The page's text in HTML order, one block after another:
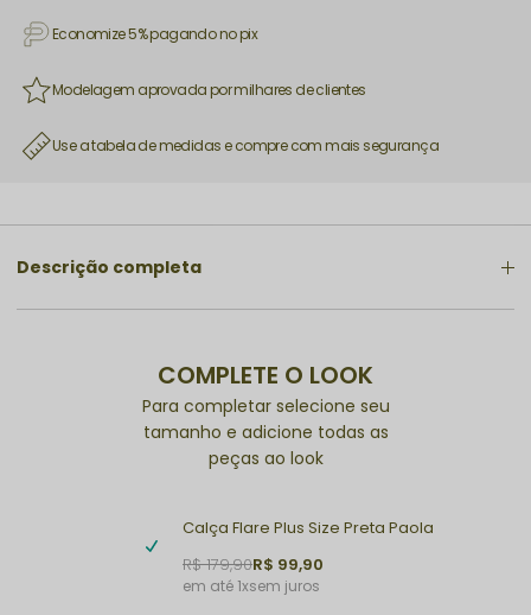
Economize 5% pagando no pix
Modelagem aprovada por milhares de clientes
Use a tabela de medidas e compre com mais segurança
Descrição completa
COMPLETE O LOOK
Para completar selecione seu
tamanho e adicione todas as
peças ao look
Calça Flare Plus Size Preta Paola
R$ 179,90R$ 99,90
1xsem juros